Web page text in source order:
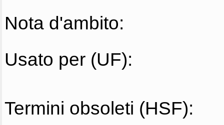
Nota d'ambito:
Usato per (UF):
Termini obsoleti (HSF):